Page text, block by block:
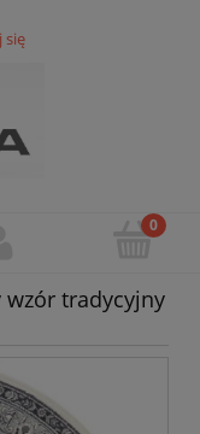
się
wzór tradycyjny